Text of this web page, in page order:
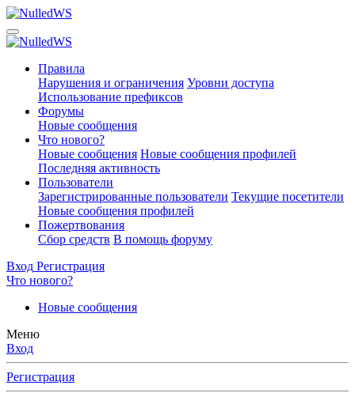
Правила
Нарушения и ограничения Уровни доступа
Использование префиксов
Форумы
Новые сообщения
Что нового?
Новые сообщения Новые сообщения профилей
Последняя активность
Пользователи
Зарегистрированные пользователи Текущие посетители
Новые сообщения профилей
Пожертвования
Сбор средств В помощь форуму
Вход Регистрация
Что нового?
Новые сообщения
Меню
Вход
Регистрация